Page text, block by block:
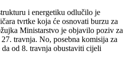
i energetiku odlučilo je
tvrtke koja će osnovati burzu za
Ministarstvo je objavilo poziv za
travnja. No, posebna komisija za
od 8. travnja obustaviti cijeli